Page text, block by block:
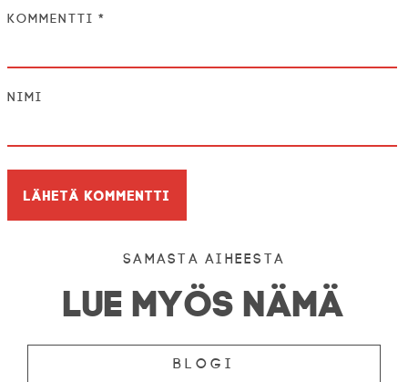
Kommentti *
Nimi
Samasta aiheesta
LUE MYÖS NÄMÄ
Blogi